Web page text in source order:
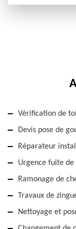
Vérification de
Devis pose de
Réparateur
Urgence fuite
Ramonage de
Travaux de
Nettoyage et